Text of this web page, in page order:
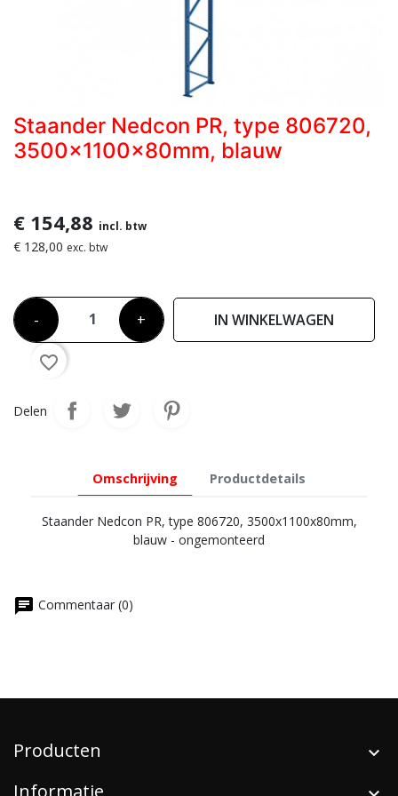
Staander Nedcon PR, type 806720,
3500x1100x80mm, blauw
€ 154,88 incl. btw
€ 128,00 exc. btw
- + IN WINKELWAGEN
favorite_border
Delen
Omschrijving Productdetails
Staander Nedcon PR, type 806720, 3500x1100x80mm,
blauw - ongemonteerd
chat Commentaar (0)
Producten
Informatie